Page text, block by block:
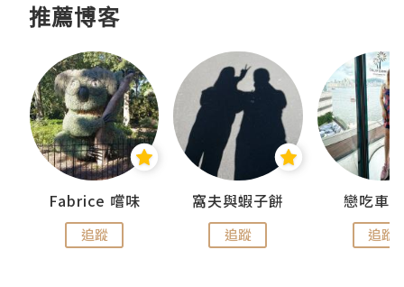
推薦博客
Fabrice 嚐味
追蹤
窩夫與蝦子餅
追蹤
戀吃車
追蹤